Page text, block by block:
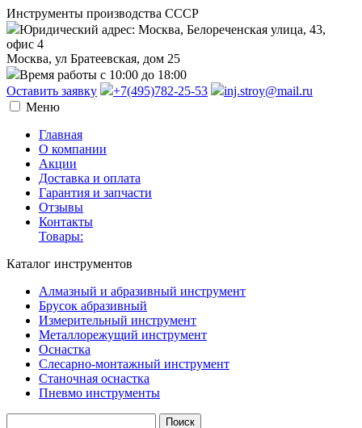
Инструменты производства СССР
Юридический адрес: Москва, Белореченская улица, 43,
офис 4
Москва, ул Братеевская, дом 25
Время работы с 10:00 до 18:00
Оставить заявку
+7(495)782-25-53
inj.stroy@mail.ru
Меню
Главная
О компании
Акции
Доставка и оплата
Гарантия и запчасти
Отзывы
Контакты
Товары:
Каталог инструментов
Алмазный и абразивный инструмент
Брусок абразивный
Измерительный инструмент
Металлорежущий инструмент
Оснастка
Слесарно-монтажный инструмент
Станочная оснастка
Пневмо инструменты